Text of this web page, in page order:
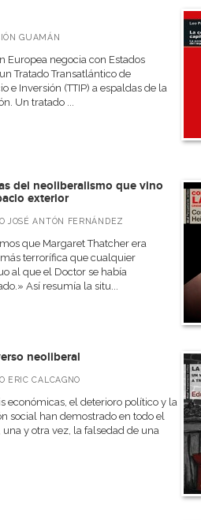
GUAMÁN
Europea negocia con Estados
Tratado Transatlántico de
e Inversión (TTIP) a espaldas de la
Un tratado ...
del neoliberalismo que vino
exterior
JOSÉ ANTÓN FERNÁNDEZ
que Margaret Thatcher era
terrorífica que cualquier
al que el Doctor se había
Así resumía la situ...
neoliberal
ERIC CALCAGNO
económicas, el deterioro político y la
social han demostrado en todo el
y otra vez, la falsedad de una